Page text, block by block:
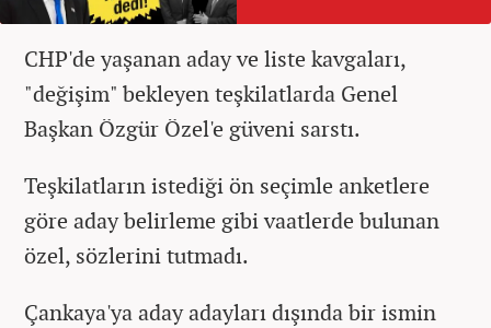
CHP'de yaşanan aday ve liste kavgaları,
"değişim" bekleyen teşkilatlarda Genel
Başkan Özgür Özel'e güveni sarstı.
Teşkilatların istediği ön seçimle anketlere
göre aday belirleme gibi vaatlerde bulunan
özel, sözlerini tutmadı.
Çankaya'ya aday adayları dışında bir ismin